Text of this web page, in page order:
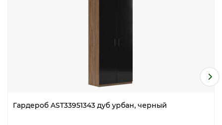
Гардероб AST33951343 дуб урбан, черный